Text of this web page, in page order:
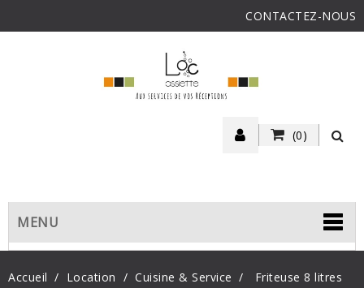
CONTACTEZ-NOUS
(0)
MENU
Accueil Location Cuisine & Service Friteuse 8 litres